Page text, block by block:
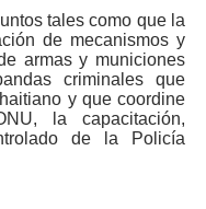
tales como que la
de mecanismos y
armas y municiones
criminales que
y que coordine
la capacitación,
de la Policía